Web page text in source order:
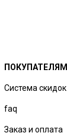
ПОКУПАТЕЛЯМ
Система скидок
faq
Заказ и оплата